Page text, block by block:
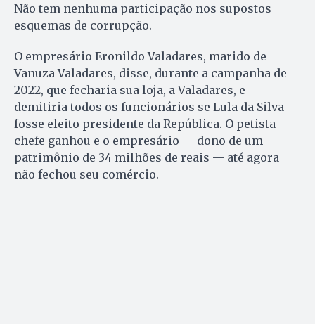
Não tem nenhuma participação nos supostos
esquemas de corrupção.
O empresário Eronildo Valadares, marido de
Vanuza Valadares, disse, durante a campanha de
2022, que fecharia sua loja, a Valadares, e
demitiria todos os funcionários se Lula da Silva
fosse eleito presidente da República. O petista-
chefe ganhou e o empresário — dono de um
patrimônio de 34 milhões de reais — até agora
não fechou seu comércio.